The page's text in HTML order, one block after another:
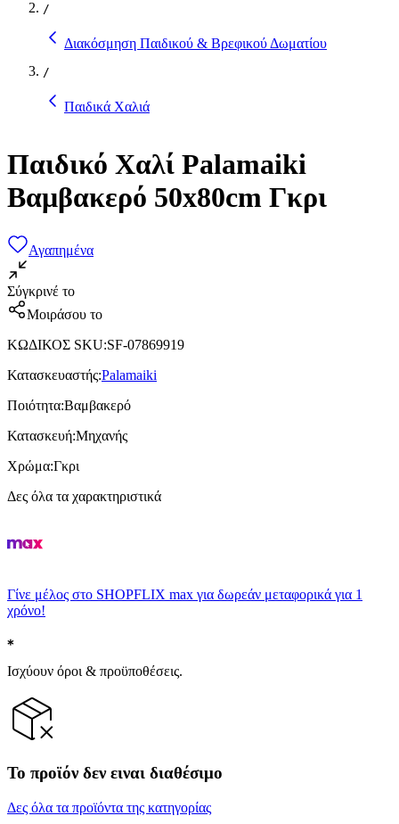
/
Διακόσμηση Παιδικού & Βρεφικού Δωματίου
/
Παιδικά Χαλιά
Παιδικό Χαλί Palamaiki
Βαμβακερό 50x80cm Γκρι
Αγαπημένα
Σύγκρινέ το
Μοιράσου το
ΚΩΔΙΚΟΣ SKU:SF-07869919
Κατασκευαστής:Palamaiki
Ποιότητα:Βαμβακερό
Κατασκευή:Μηχανής
Χρώμα:Γκρι
Δες όλα τα χαρακτηριστικά
Γίνε μέλος στο SHOPFLIX max για δωρεάν μεταφορικά για 1
χρόνο!
Ισχύουν όροι & προϋποθέσεις.
Το προϊόν δεν ειναι διαθέσιμο
Δες όλα τα προϊόντα της κατηγορίας